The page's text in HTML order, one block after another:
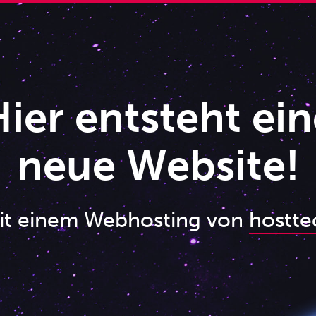
entsteht
neue Website!
einem Webhosting von